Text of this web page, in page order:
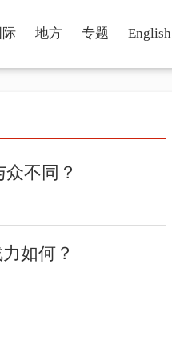
际 地方 专题 English
不同？
如何？